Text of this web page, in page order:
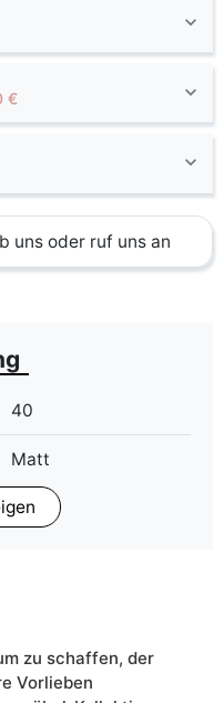
€
uns oder ruf uns an
40
Matt
ja
11 Werktage
und der
zu schaffen, der
Vorlieben